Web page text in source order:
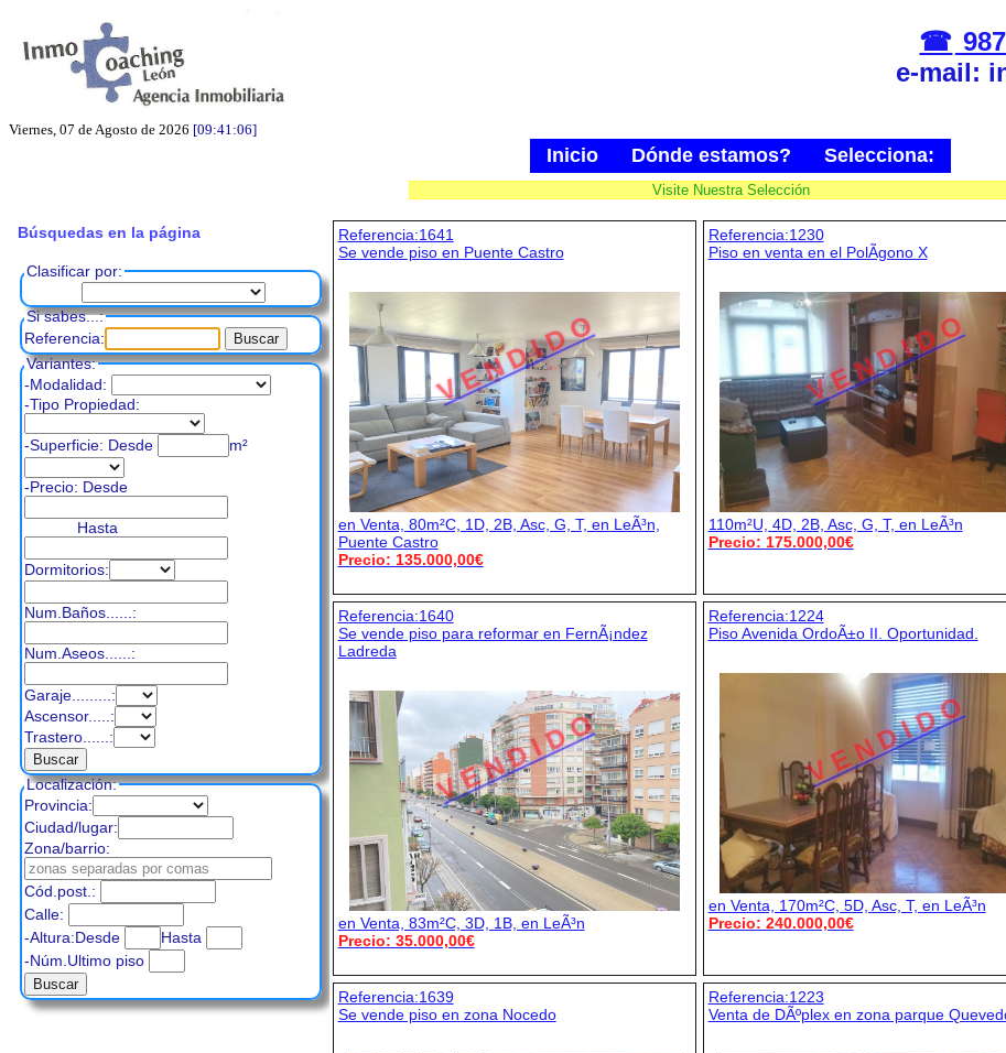
e-mail:
Viernes, 07 de Agosto de 2026 [09:41:07]
Inicio Dónde estamos? Selecciona:
Búsquedas en la página
Clasificar por:
Si sabes...:
Referencia:
Variantes:
-Modalidad:
-Tipo Propiedad:
-Superficie: Desde m²
-Precio: Desde
Hasta
Dormitorios:
Num.Baños......:
Num.Aseos......:
Garaje.........:
Ascensor.....:
Trastero......:
Localización:
Provincia:
Ciudad/lugar:
Zona/barrio:
Cód.post.:
Calle:
-Altura:Desde
Hasta
-Núm.Ultimo piso
Visite Nuestra Selección
Referencia:1641
Se vende piso en Puente Castro
V E N D I D O
en Venta, 80m²C, 1D, 2B, Asc, G, T, en LeÃ³n,
Puente Castro
Precio: 135.000,00€
Referencia:1230
Piso en venta en el PolÃ­gono X
V E N D I D O
110m²U, 4D, 2B, Asc, G, T, en LeÃ³n
Precio: 175.000,00€
Referencia:1640
Se vende piso para reformar en FernÃ¡ndez
Ladreda
V E N D I D O
en Venta, 83m²C, 3D, 1B, en LeÃ³n
Precio: 35.000,00€
Referencia:1224
Piso Avenida OrdoÃ±o II. Oportunidad.
V E N D I D O
en Venta, 170m²C, 5D, Asc, T, en LeÃ³n
Precio: 240.000,00€
Referencia:1639
Se vende piso en zona Nocedo
Referencia:1223
Venta de DÃºplex en zona parque